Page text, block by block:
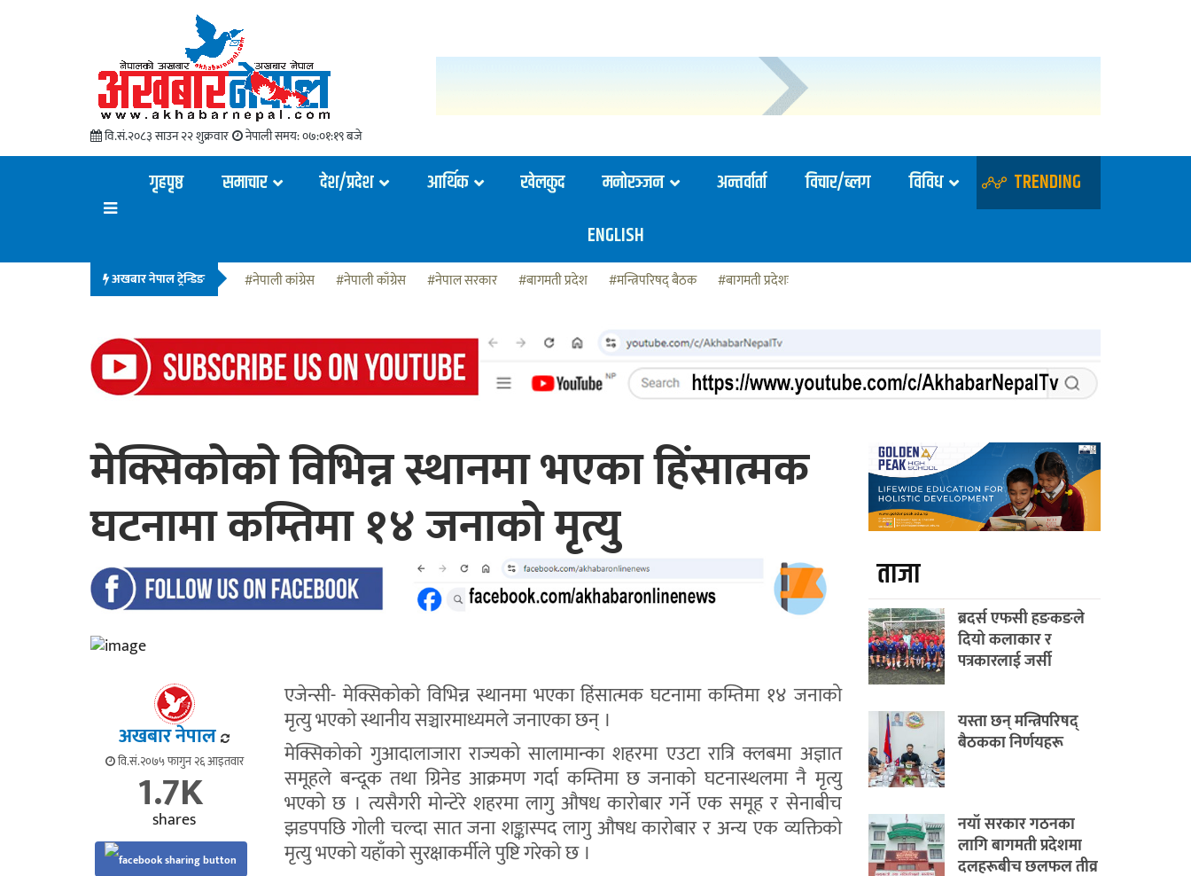
वि.सं.२०८३ साउन २२ शुक्रवार नेपाली समय:०७:०१:२१ बजे
गृहपृष्ठ समाचार देश/प्रदेश आर्थिक खेलकुद मनोरञ्जन अन्तर्वार्ता विचार/ब्लग विविध
TRENDING
ENGLISH
अखबार नेपाल ट्रेन्डिङ #नेपाली कांग्रेस #नेपाली काँग्रेस #नेपाल सरकार #बागमती प्रदेश #मन्त्रिपरिषद् बैठक #बागमती प्रदेशः
मेक्सिकोको विभिन्न स्थानमा भएका हिंसात्मक
घटनामा कम्तिमा १४ जनाको मृत्यु
अखबार नेपाल
वि.सं.२०७५ फागुन २६ आइतवार
1.7K
shares
एजेन्सी- मेक्सिकोको विभिन्न स्थानमा भएका हिंसात्मक घटनामा कम्तिमा १४ जनाको
मृत्यु भएको स्थानीय सञ्चारमाध्यमले जनाएका छन् ।
मेक्सिकोको गुआदालाजारा राज्यको सालामान्का शहरमा एउटा रात्रि क्लबमा अज्ञात
समूहले बन्दूक तथा ग्रिनेड आक्रमण गर्दा कम्तिमा छ जनाको घटनास्थलमा नै मृत्यु
भएको छ । त्यसैगरी मोन्टेरे शहरमा लागु औषध कारोबार गर्ने एक समूह र सेनाबीच
झडपपछि गोली चल्दा सात जना शङ्कास्पद लागु औषध कारोबार र अन्य एक व्यक्तिको
मृत्यु भएको यहाँको सुरक्षाकर्मीले पुष्टि गरेको छ ।
ताजा
ब्रदर्स एफसी हङकङले
दियो कलाकार र
पत्रकारलाई जर्सी
यस्ता छन् मन्त्रिपरिषद्
बैठकका निर्णयहरू
नयाँ सरकार गठनका
लागि बागमती प्रदेशमा
दलहरूबीच छलफल तीव्र